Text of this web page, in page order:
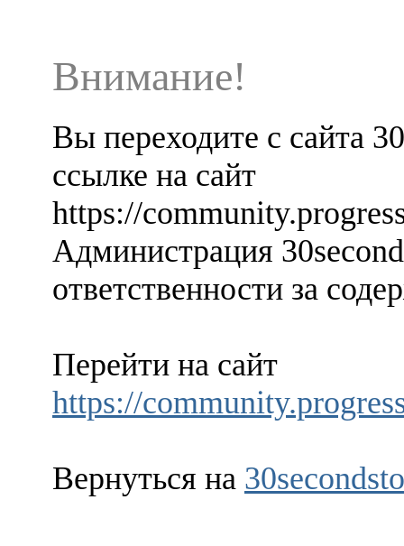
Внимание!
Вы переходите с сайта
ссылке на сайт
https://
Администрация
ответственности за
Перейти на сайт
https://
Вернуться на